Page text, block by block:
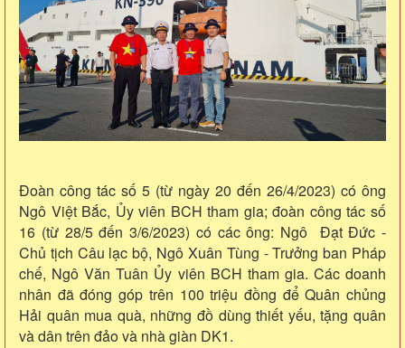
Đoàn công tác số 5 (từ ngày 20 đến 26/4/2023) có ông
Ngô Việt Bắc, Ủy viên BCH tham gia; đoàn công tác số
16 (từ 28/5 đến 3/6/2023) có các ông: Ngô Đạt Đức -
Chủ tịch Câu lạc bộ, Ngô Xuân Tùng - Trưởng ban Pháp
chế, Ngô Văn Tuân Ủy viên BCH tham gia. Các doanh
nhân đã đóng góp trên 100 triệu đồng để Quân chủng
Hải quân mua quà, những đồ dùng thiết yếu, tặng quân
và dân trên đảo và nhà giàn DK1.